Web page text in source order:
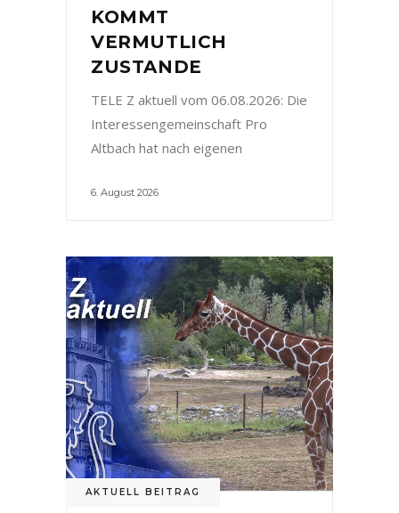
KOMMT
VERMUTLICH
ZUSTANDE
TELE Z aktuell vom 06.08.2026: Die
Interessengemeinschaft Pro
Altbach hat nach eigenen
6. August 2026
AKTUELL BEITRAG